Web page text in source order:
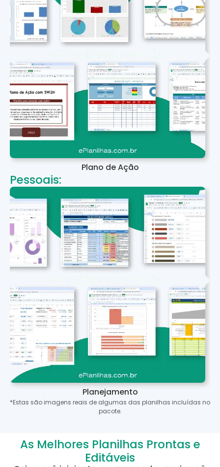
Plano de Ação
Pessoais:
Planejamento
*Estas são imagens reais de algumas das planilhas incluídas no
pacote.
As Melhores Planilhas Prontas e
Editáveis